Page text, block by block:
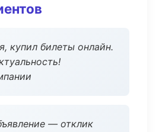
купил билеты онлайн.
— отклик